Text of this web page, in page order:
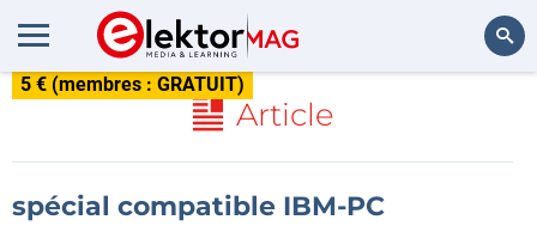
5 € (membres : GRATUIT)
Article
spécial compatible IBM-PC